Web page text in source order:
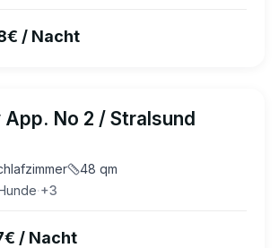
/ Nacht
No 2 / Stralsund
48 qm
·+3
/ Nacht